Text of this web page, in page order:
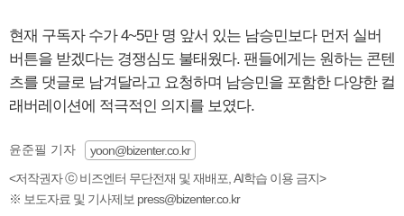
현재 구독자 수가 4~5만 명 앞서 있는 남승민보다 먼저 실버
버튼을 받겠다는 경쟁심도 불태웠다. 팬들에게는 원하는 콘텐
츠를 댓글로 남겨달라고 요청하며 남승민을 포함한 다양한 컬
래버레이션에 적극적인 의지를 보였다.
윤준필 기자
yoon@bizenter.co.kr
<저작권자 ⓒ 비즈엔터 무단전재 및 재배포, AI학습 이용 금지>
※ 보도자료 및 기사제보 press@bizenter.co.kr